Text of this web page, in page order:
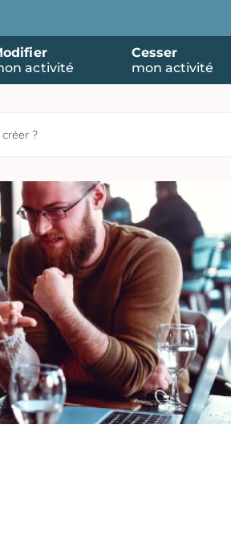
activité
Cesser
mon activité
?